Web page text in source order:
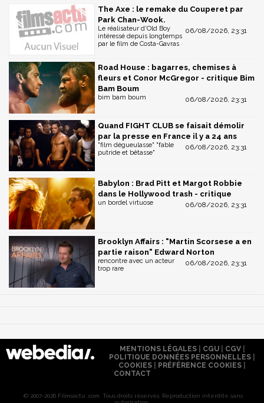
The Axe : le remake du Couperet par
Park Chan-Wook.
06/08/2026, 23:31
Le réalisateur d'Old Boy
intéressé depuis longtemps
par le film de Costa-Gavras
Road House : bagarres, chemises à
fleurs et Conor McGregor - critique Bim
Bam Boum
06/08/2026, 23:31
bim bam boum
Quand FIGHT CLUB se faisait démolir
par la presse en France il y a 24 ans
06/08/2026, 23:31
"film dégueulasse" "fable
putride et bêtasse"
Babylon : Brad Pitt et Margot Robbie
dans le Hollywood trash - critique
06/08/2026, 23:31
un bordel virtuose
Brooklyn Affairs : "Martin Scorsese a en
partie raison" Edward Norton
06/08/2026, 23:31
rencontre avec un acteur
trop rare
MENTIONS LÉGALES| CGU| CGV|
POLITIQUE DONNÉES PERSONNELLES
COOKIES
PRÉFÉRENCE COOKIES
CONTACT
© 2007-2026 Filmsactu .com. Tous droits réservés. Reproduction interdite sans